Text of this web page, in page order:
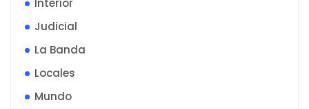
Interior
Judicial
La Banda
Locales
Mundo